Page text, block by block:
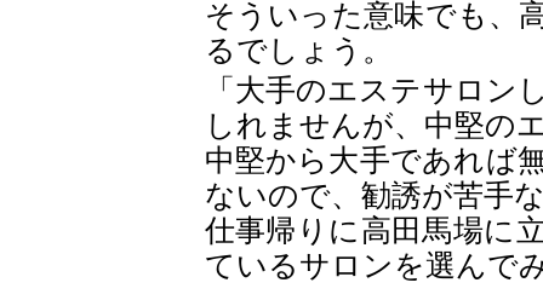
そういった意味でも、
るでしょう。
「大手のエステサロン
しれませんが、中堅の
中堅から大手であれば
ないので、勧誘が苦手
仕事帰りに高田馬場に
ているサロンを選んで